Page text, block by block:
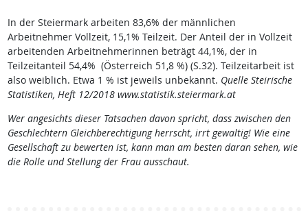
In der Steiermark arbeiten 83,6% der männlichen
Arbeitnehmer Vollzeit, 15,1% Teilzeit. Der Anteil der in Vollzeit
arbeitenden Arbeitnehmerinnen beträgt 44,1%, der in
Teilzeitanteil 54,4% (Österreich 51,8 %) (S.32). Teilzeitarbeit ist
also weiblich. Etwa 1 % ist jeweils unbekannt. Quelle Steirische
Statistiken, Heft 12/2018 www.statistik.steiermark.at
Wer angesichts dieser Tatsachen davon spricht, dass zwischen den
Geschlechtern Gleichberechtigung herrscht, irrt gewaltig! Wie eine
Gesellschaft zu bewerten ist, kann man am besten daran sehen, wie
die Rolle und Stellung der Frau ausschaut.